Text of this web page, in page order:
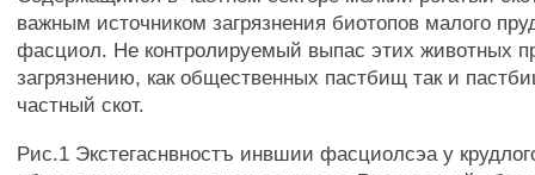
важным источником загрязнения биотопов малого
фасциол. Не контролируемый выпас этих животных
загрязнению, как общественных пастбищ так и
частный скот.
Рис.1 Экстегаснвностъ инвшии фасциолсэа у